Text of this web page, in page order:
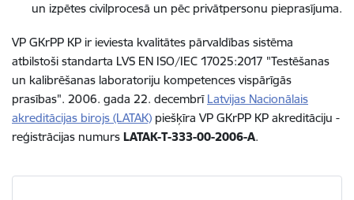
un izpētes civilprocesā un pēc privātpersonu pieprasījuma.
VP GKrPP KP ir ieviesta kvalitātes pārvaldības sistēma
atbilstoši standarta LVS EN ISO/IEC 17025:2017 "Testēšanas
un kalibrēšanas laboratoriju kompetences vispārīgās
prasības". 2006. gada 22. decembrī Latvijas Nacionālais
akreditācijas birojs (LATAK) piešķīra VP GKrPP KP akreditāciju -
reģistrācijas numurs LATAK-T-333-00-2006-A.